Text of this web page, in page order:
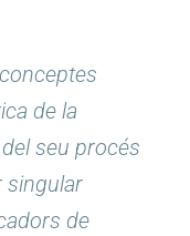
de la
seu procés
singular
de